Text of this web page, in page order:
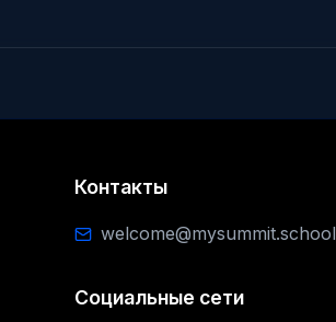
Контакты
welcome@mysummit.school
Социальные сети